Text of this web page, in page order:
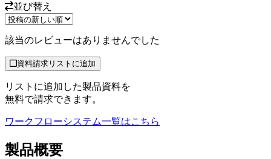
並び替え
該当のレビューはありませんでした
資料請求リストに追加
リストに追加した製品資料を
無料で請求できます。
ワークフローシステム一覧はこちら
製品概要